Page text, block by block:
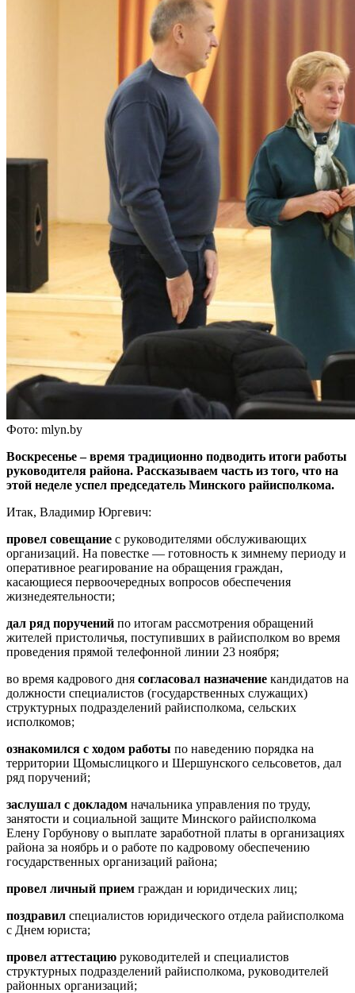
Фото: mlyn.by
Воскресенье – время традиционно подводить итоги работы
руководителя района. Рассказываем часть из того, что на
этой неделе успел председатель Минского райисполкома.
Итак, Владимир Юргевич:
провел совещание с руководителями обслуживающих
организаций. На повестке — готовность к зимнему периоду и
оперативное реагирование на обращения граждан,
касающиеся первоочередных вопросов обеспечения
жизнедеятельности;
дал ряд поручений по итогам рассмотрения обращений
жителей пристоличья, поступивших в райисполком во время
проведения прямой телефонной линии 23 ноября;
во время кадрового дня согласовал назначение кандидатов на
должности специалистов (государственных служащих)
структурных подразделений райисполкома, сельских
исполкомов;
ознакомился с ходом работы по наведению порядка на
территории Щомыслицкого и Шершунского сельсоветов, дал
ряд поручений;
заслушал с докладом начальника управления по труду,
занятости и социальной защите Минского райисполкома
Елену Горбунову о выплате заработной платы в организациях
района за ноябрь и о работе по кадровому обеспечению
государственных организаций района;
провел личный прием граждан и юридических лиц;
поздравил специалистов юридического отдела райисполкома
с Днем юриста;
провел аттестацию руководителей и специалистов
структурных подразделений райисполкома, руководителей
районных организаций;